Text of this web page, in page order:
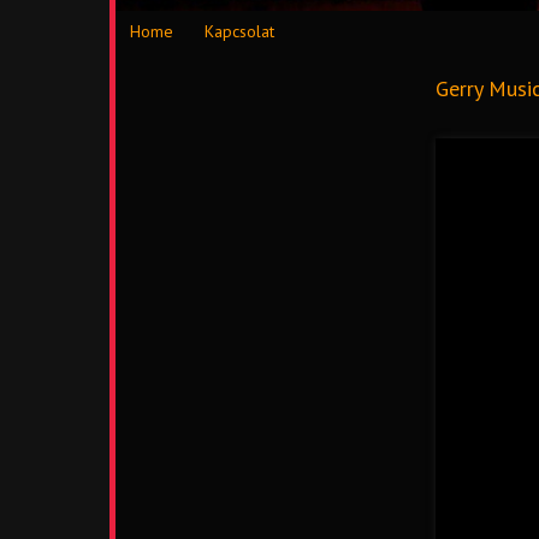
Home Kapcsolat
Gerry